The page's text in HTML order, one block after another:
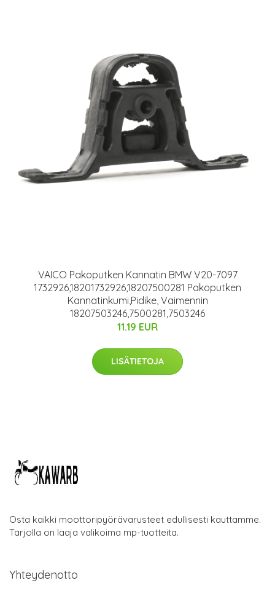
VAICO Pakoputken Kannatin BMW V20-7097
1732926,18201732926,18207500281 Pakoputken
Kannatinkumi,Pidike, Vaimennin
18207503246,7500281,7503246
11.19 EUR
LISÄTIETOJA
Osta kaikki moottoripyörävarusteet edullisesti kauttamme.
Tarjolla on laaja valikoima mp-tuotteita.
Yhteydenotto